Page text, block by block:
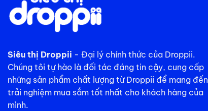
Siêu thị Droppii - Đại lý chính thức của Droppii.
Chúng tôi tự hào là đối tác đáng tin cậy, cung cấp
những sản phẩm chất lượng từ Droppii để mang đến
trải nghiệm mua sắm tốt nhất cho khách hàng của
mình.